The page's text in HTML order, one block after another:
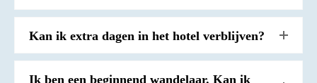
Kan ik extra dagen in het hotel verblijven?
Ik ben een beginnend wandelaar. Kan ik